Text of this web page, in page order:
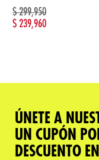
$299,950
$239,960
ÚNETE A
UN CUPÓN
DESCUENTO